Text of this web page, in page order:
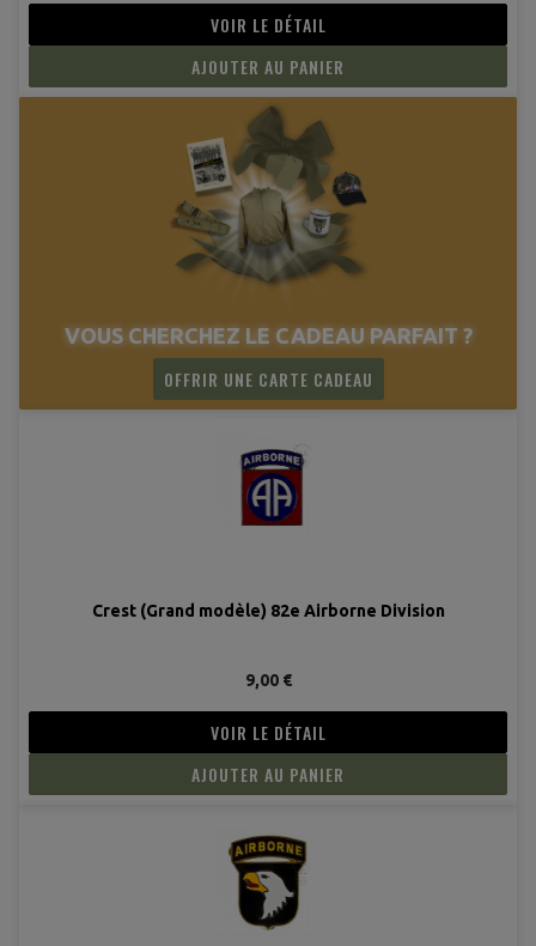
VOIR LE DÉTAIL
AJOUTER AU PANIER
VOUS CHERCHEZ LE CADEAU PARFAIT ?
OFFRIR UNE CARTE CADEAU
Crest (Grand modèle) 82e Airborne Division
9,00 €
VOIR LE DÉTAIL
AJOUTER AU PANIER